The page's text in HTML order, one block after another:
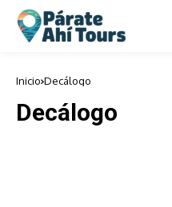
Inicio Decálogo
Decálogo